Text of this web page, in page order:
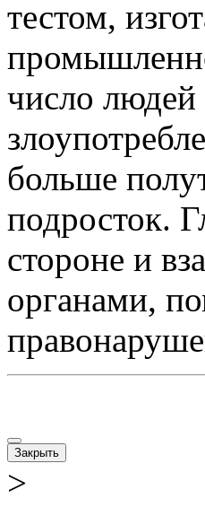
тестом,
число людей
больше
подросток.
стороне и
органами,
Закрыть
>